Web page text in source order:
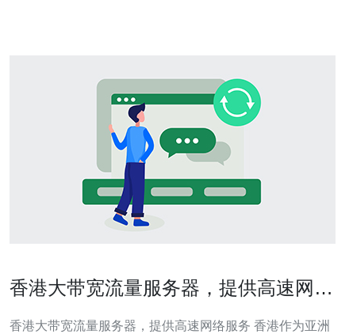
香港大带宽流量服务器，提供高速网络
香港大带宽流量服务器，提供高速网络服务 香港作为亚洲